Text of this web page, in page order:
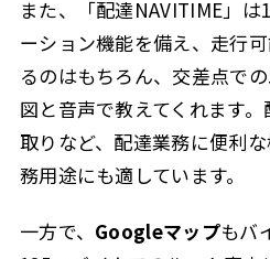
また、「配達NAVITIME」
ーション機能を備え、走行
るのはもちろん、交差点で
図と音声で教えてくれます
取りなど、配達業務に便利
務用途にも適しています。
一方で、 Googleマップもバ